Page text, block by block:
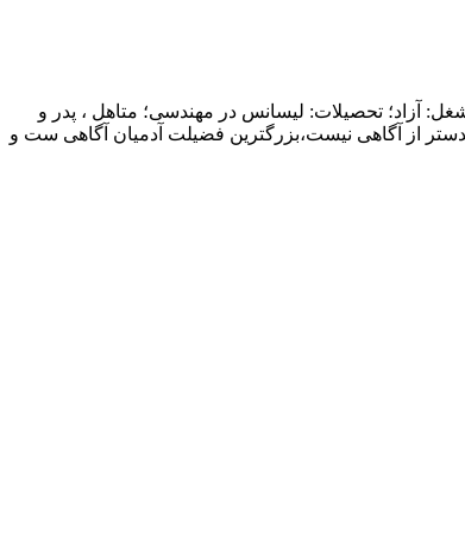
آزاد؛ تحصیلات: لیسانس در مهندسی؛ متاهل ، پدر و
از آگاهی نیست،بزرگترین فضیلت آدمیان آگاهی ست و